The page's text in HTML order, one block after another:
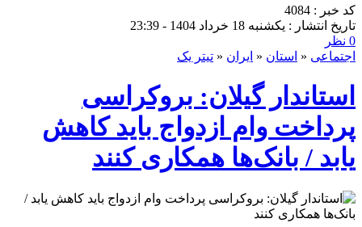
کد خبر : 4084
تاریخ انتشار : یکشنبه 18 خرداد 1404 - 23:39
0 نظر
اجتماعی « استان « ایران « تیتر یک
استاندار گیلان: بروکراسی
پرداخت وام ازدواج باید کاهش
یابد / بانک‌ها همکاری کنند